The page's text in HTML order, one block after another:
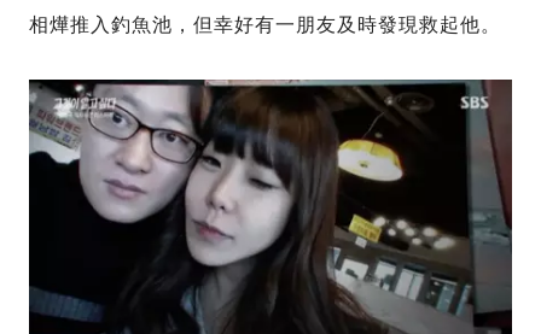
相燁推入釣魚池，但幸好有一朋友及時發現救起他。